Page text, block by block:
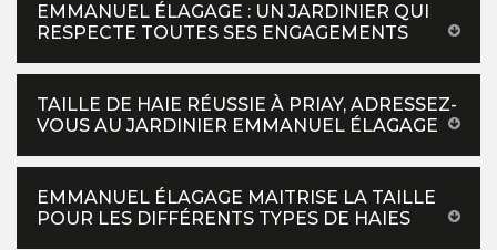
EMMANUEL ÉLAGAGE : UN JARDINIER QUI
RESPECTE TOUTES SES ENGAGEMENTS
TAILLE DE HAIE RÉUSSIE À PRIAY, ADRESSEZ-
VOUS AU JARDINIER EMMANUEL ÉLAGAGE
EMMANUEL ÉLAGAGE MAITRISE LA TAILLE
POUR LES DIFFÉRENTS TYPES DE HAIES